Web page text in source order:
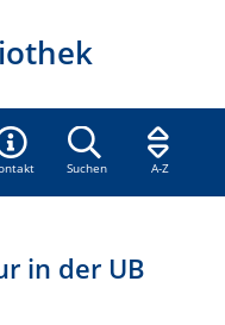
Suchen A-Z
in der UB